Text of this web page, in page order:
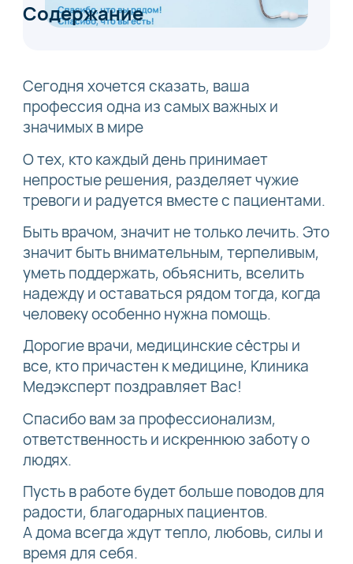
Содержание
Сегодня хочется сказать, ваша
профессия одна из самых важных и
значимых в мире
О тех, кто каждый день принимает
непростые решения, разделяет чужие
тревоги и радуется вместе с пациентами.
Быть врачом, значит не только лечить. Это
значит быть внимательным, терпеливым,
уметь поддержать, объяснить, вселить
надежду и оставаться рядом тогда, когда
человеку особенно нужна помощь.
Дорогие врачи, медицинские сёстры и
все, кто причастен к медицине, Клиника
Медэксперт поздравляет Вас!
Спасибо вам за профессионализм,
ответственность и искреннюю заботу о
людях.
Пусть в работе будет больше поводов для
радости, благодарных пациентов.
А дома всегда ждут тепло, любовь, силы и
время для себя.